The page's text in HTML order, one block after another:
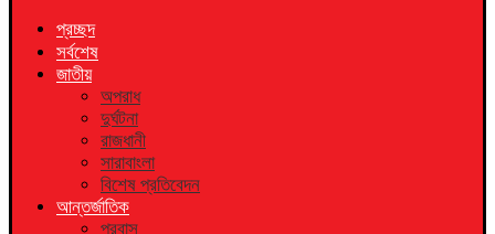
প্রচ্ছদ
সর্বশেষ
জাতীয়
অপরাধ
দুর্ঘটনা
রাজধানী
সারাবাংলা
বিশেষ প্রতিবেদন
আন্তর্জাতিক
প্রবাস